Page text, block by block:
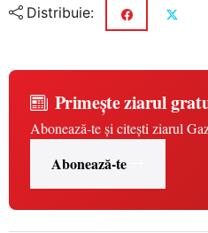
Distribuie:
Primește ziarul
Abonează-te și citești ziarul
Abonează-te